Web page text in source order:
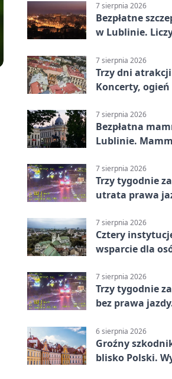
7 sierpnia 2026
Bezpłatne
w Lublinie.
7 sierpnia 2026
Trzy dni
Koncerty,
7 sierpnia 2026
Bezpłatna
Lublinie.
7 sierpnia 2026
Trzy tygodnie
utrata prawa
7 sierpnia 2026
Cztery
wsparcie dla
7 sierpnia 2026
Trzy tygodnie
bez prawa
6 sierpnia 2026
Groźny
blisko Polski.